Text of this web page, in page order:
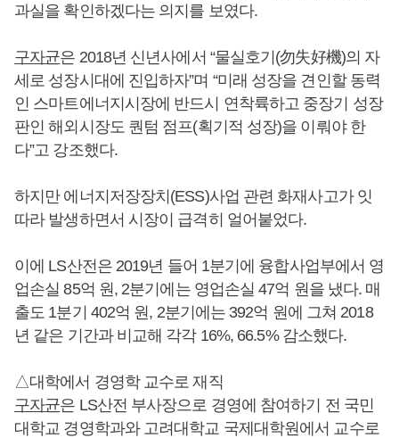
과실을 확인하겠다는 의지를 보였다.
구자균은 2018년 신년사에서 “물실호기(勿失好機)의 자
세로 성장시대에 진입하자”며 “미래 성장을 견인할 동력
인 스마트에너지시장에 반드시 연착륙하고 중장기 성장
판인 해외시장도 퀀텀 점프(획기적 성장)을 이뤄야 한
다”고 강조했다.
하지만 에너지저장장치(ESS)사업 관련 화재사고가 잇
따라 발생하면서 시장이 급격히 얼어붙었다.
이에 LS산전은 2019년 들어 1분기에 융합사업부에서 영
업손실 85억 원, 2분기에는 영업손실 47억 원을 냈다. 매
출도 1분기 402억 원, 2분기에는 392억 원에 그쳐 2018
년 같은 기간과 비교해 각각 16%, 66.5% 감소했다.
△대학에서 경영학 교수로 재직
구자균은 LS산전 부사장으로 경영에 참여하기 전 국민
대학교 경영학과와 고려대학교 국제대학원에서 교수로